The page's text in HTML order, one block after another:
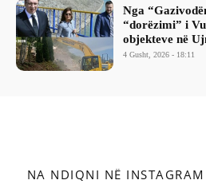
Nga
“dorëzimi” i
objekteve në
4 Gusht, 2026 - 18:11
NA NDIQNI NË INSTAGRAM